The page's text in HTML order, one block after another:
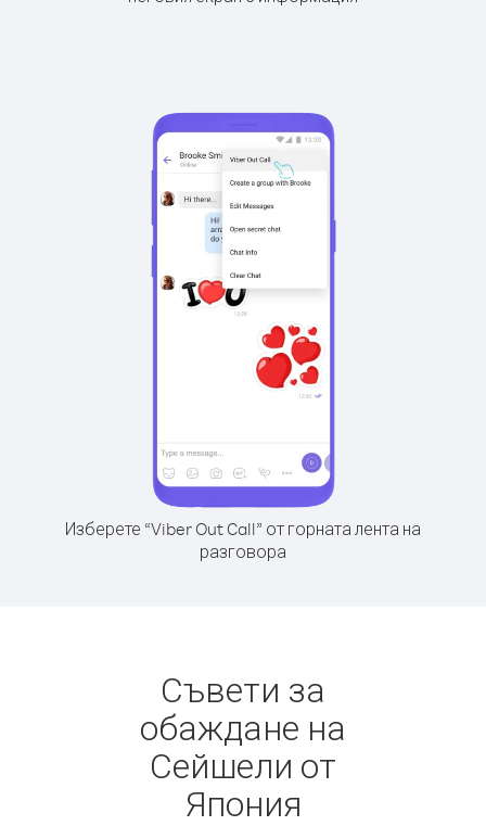
Изберете “Viber Out Call” от горната лента на
разговора
Съвети за
обаждане на
Сейшели от
Япония